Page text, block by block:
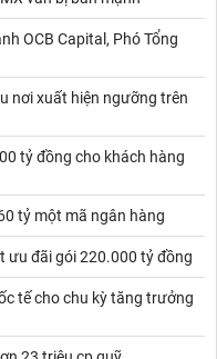
OCB Capital, Phó Tổng
nơi xuất hiện ngưỡng trên
tỷ đồng cho khách hàng
tỷ một mã ngân hàng
ưu đãi gói 220.000 tỷ đồng
tế cho chu kỳ tăng trưởng